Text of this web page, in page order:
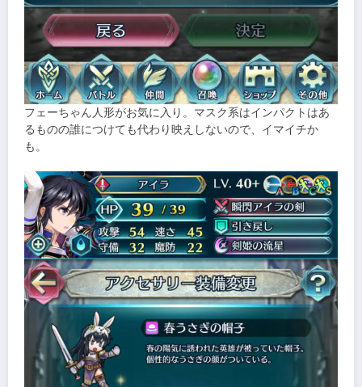
フェーちゃん人形がお気に入り。マスク系はインパクトはあ
るものの誰につけても代わり映えしないので、イマイチか
も。